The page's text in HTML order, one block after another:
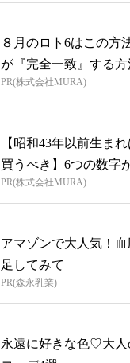
８月のロト6はこの方
が『完全一致』する方
PR(株式会社MURA)
【昭和43年以前生ま
買うべき】6つの数字
方...
PR(株式会社MURA)
アマゾンで大人気！
足してみて
PR(森永乳業)
永遠に好きな色♡大人